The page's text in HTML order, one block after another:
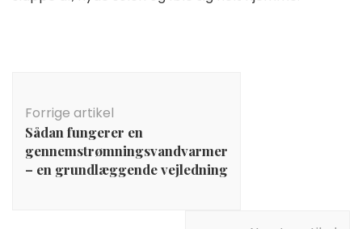
Forrige artikel
Sådan fungerer en
gennemstrømningsvandvarmer
– en grundlæggende vejledning